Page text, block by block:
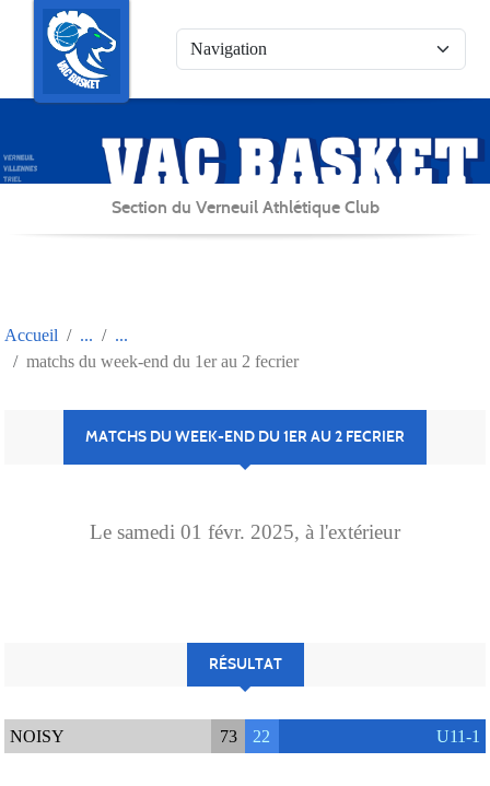
Section du Verneuil Athlétique Club
Accueil
matchs du week-end du 1er au 2 fecrier
MATCHS DU WEEK-END DU 1ER AU 2 FECRIER
Le samedi 01 févr. 2025, à l'extérieur
RÉSULTAT
NOISY 73 22 U11-1
Panneau de gestion des cookies